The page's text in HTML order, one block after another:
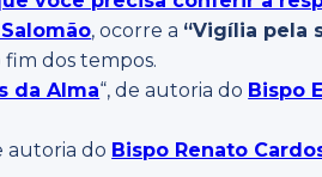
, ocorre a “Vigília pela
dos tempos.
da Alma“, de autoria do Bispo
autoria do Bispo Renato